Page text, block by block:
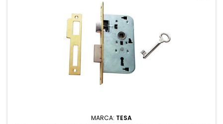
MARCA: TESA